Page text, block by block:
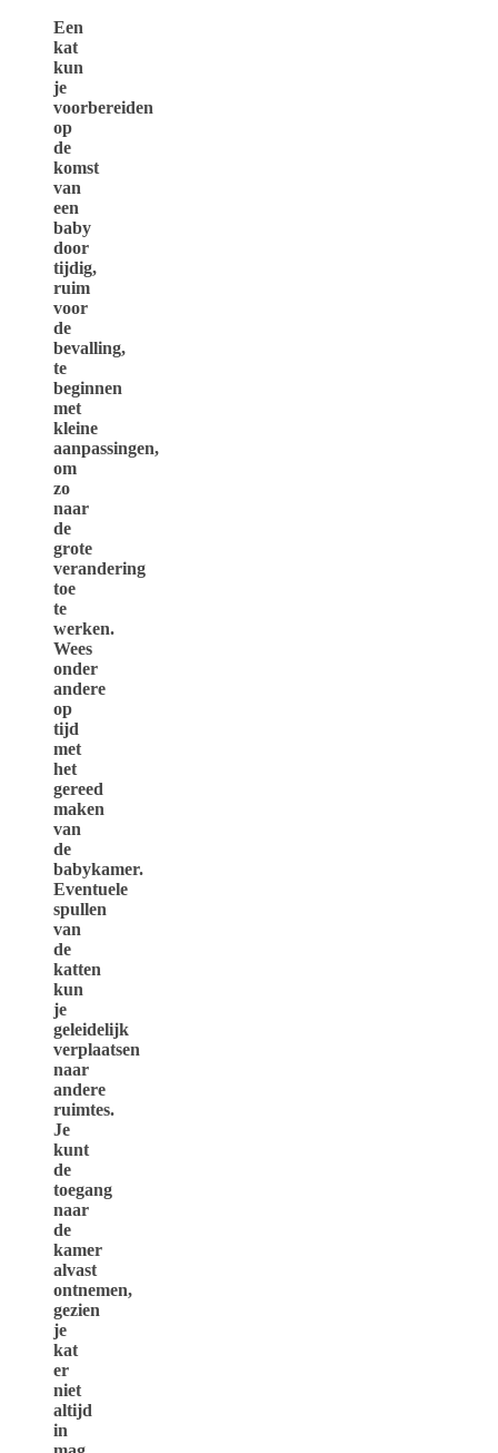
Een
kat
kun
je
voorbereiden
op
de
komst
van
een
baby
door
tijdig,
ruim
voor
de
bevalling,
te
beginnen
met
kleine
aanpassingen,
om
zo
naar
de
grote
verandering
toe
te
werken.
Wees
onder
andere
op
tijd
met
het
gereed
maken
van
de
babykamer.
Eventuele
spullen
van
de
katten
kun
je
geleidelijk
verplaatsen
naar
andere
ruimtes.
Je
kunt
de
toegang
naar
de
kamer
alvast
ontnemen,
gezien
je
kat
er
niet
altijd
in